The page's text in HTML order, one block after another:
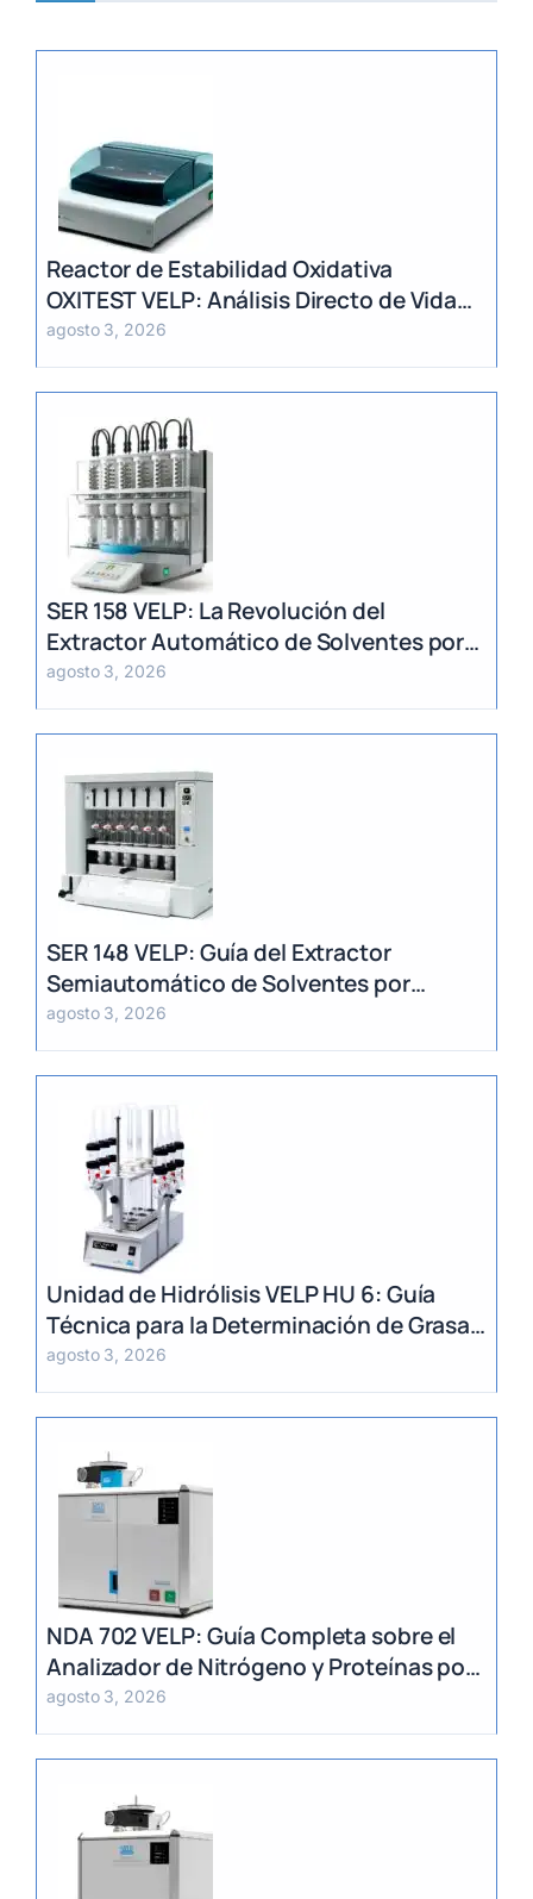
Reactor de Estabilidad Oxidativa
OXITEST VELP: Análisis Directo de Vida
Útil sin Extracción de Grasa
agosto 3, 2026
SER 158 VELP: La Revolución del
Extractor Automático de Solventes por
Método Randall
agosto 3, 2026
SER 148 VELP: Guía del Extractor
Semiautomático de Solventes por
Método Randall
agosto 3, 2026
Unidad de Hidrólisis VELP HU 6: Guía
Técnica para la Determinación de Grasa
Total en Alimentos
agosto 3, 2026
NDA 702 VELP: Guía Completa sobre el
Analizador de Nitrógeno y Proteínas por
Método Dumas
agosto 3, 2026